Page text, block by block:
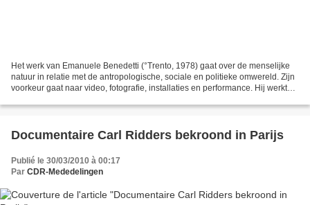
Het werk van Emanuele Benedetti (°Trento, 1978) gaat over de menselijke
natuur in relatie met de antropologische, sociale en politieke omwereld. Zijn
voorkeur gaat naar video, fotografie, installaties en performance. Hij werkt
Documentaire Carl Ridders bekroond in Parijs
Publié le 30/03/2010 à 00:17
Par CDR-Mededelingen